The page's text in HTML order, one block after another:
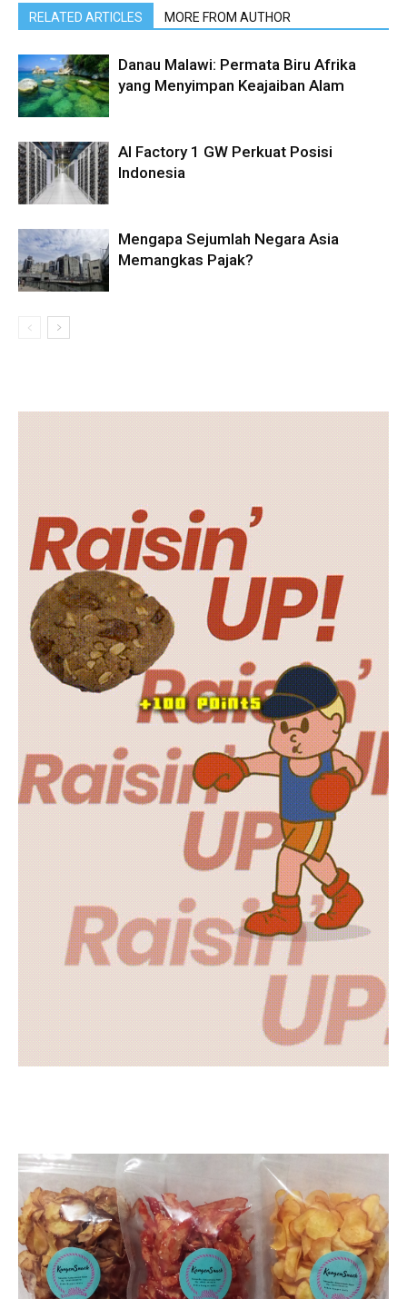
RELATED ARTICLES MORE FROM AUTHOR
Danau Malawi: Permata Biru Afrika
yang Menyimpan Keajaiban Alam
AI Factory 1 GW Perkuat Posisi
Indonesia
Mengapa Sejumlah Negara Asia
Memangkas Pajak?